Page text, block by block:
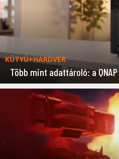
KÜTYÜ+HARDVER
Több mint adattároló: a QNAP